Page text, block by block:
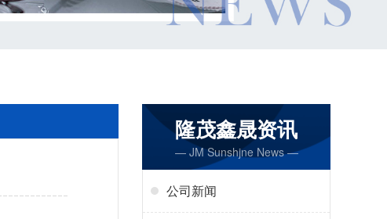
隆茂鑫晟资讯
— JM Sunshjne News —
公司新闻